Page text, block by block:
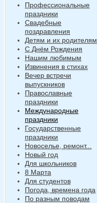
Профессиональные
праздники
Свадебные
поздравления
Детям и их родителям
С Днём Рождения
Нашим любимым
Извинения в стихах
Вечер встречи
выпускников
Православные
праздники
Международные
праздники
Государственные
праздники
Новоселье, ремонт...
Новый год
Для школьников
8 Марта
Для студентов
Погода, времена года
По разным поводам